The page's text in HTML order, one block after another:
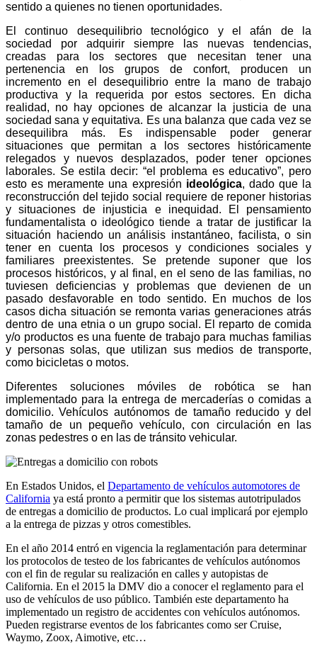
sentido a quienes no tienen oportunidades.
El continuo desequilibrio tecnológico y el afán de la
sociedad por adquirir siempre las nuevas tendencias,
creadas para los sectores que necesitan tener una
pertenencia en los grupos de confort, producen un
incremento en el desequilibrio entre la mano de trabajo
productiva y la requerida por estos sectores. En dicha
realidad, no hay opciones de alcanzar la justicia de una
sociedad sana y equitativa. Es una balanza que cada vez se
desequilibra más. Es indispensable poder generar
situaciones que permitan a los sectores históricamente
relegados y nuevos desplazados, poder tener opciones
laborales. Se estila decir: “el problema es educativo”, pero
esto es meramente una expresión ideológica, dado que la
reconstrucción del tejido social requiere de reponer historias
y situaciones de injusticia e inequidad. El pensamiento
fundamentalista o ideológico tiende a tratar de justificar la
situación haciendo un análisis instantáneo, facilista, o sin
tener en cuenta los procesos y condiciones sociales y
familiares preexistentes. Se pretende suponer que los
procesos históricos, y al final, en el seno de las familias, no
tuviesen deficiencias y problemas que devienen de un
pasado desfavorable en todo sentido. En muchos de los
casos dicha situación se remonta varias generaciones atrás
dentro de una etnia o un grupo social. El reparto de comida
y/o productos es una fuente de trabajo para muchas familias
y personas solas, que utilizan sus medios de transporte,
como bicicletas o motos.
Diferentes soluciones móviles de robótica se han
implementado para la entrega de mercaderías o comidas a
domicilio. Vehículos autónomos de tamaño reducido y del
tamaño de un pequeño vehículo, con circulación en las
zonas pedestres o en las de tránsito vehicular.
En Estados Unidos, el Departamento de vehículos automotores de
California ya está pronto a permitir que los sistemas autotripulados
de entregas a domicilio de productos. Lo cual implicará por ejemplo
a la entrega de pizzas y otros comestibles.
En el año 2014 entró en vigencia la reglamentación para determinar
los protocolos de testeo de los fabricantes de vehículos autónomos
con el fin de regular su realización en calles y autopistas de
California. En el 2015 la DMV dio a conocer el reglamento para el
uso de vehículos de uso público. También este departamento ha
implementado un registro de accidentes con vehículos autónomos.
Pueden registrarse eventos de los fabricantes como ser Cruise,
Waymo, Zoox, Aimotive, etc…